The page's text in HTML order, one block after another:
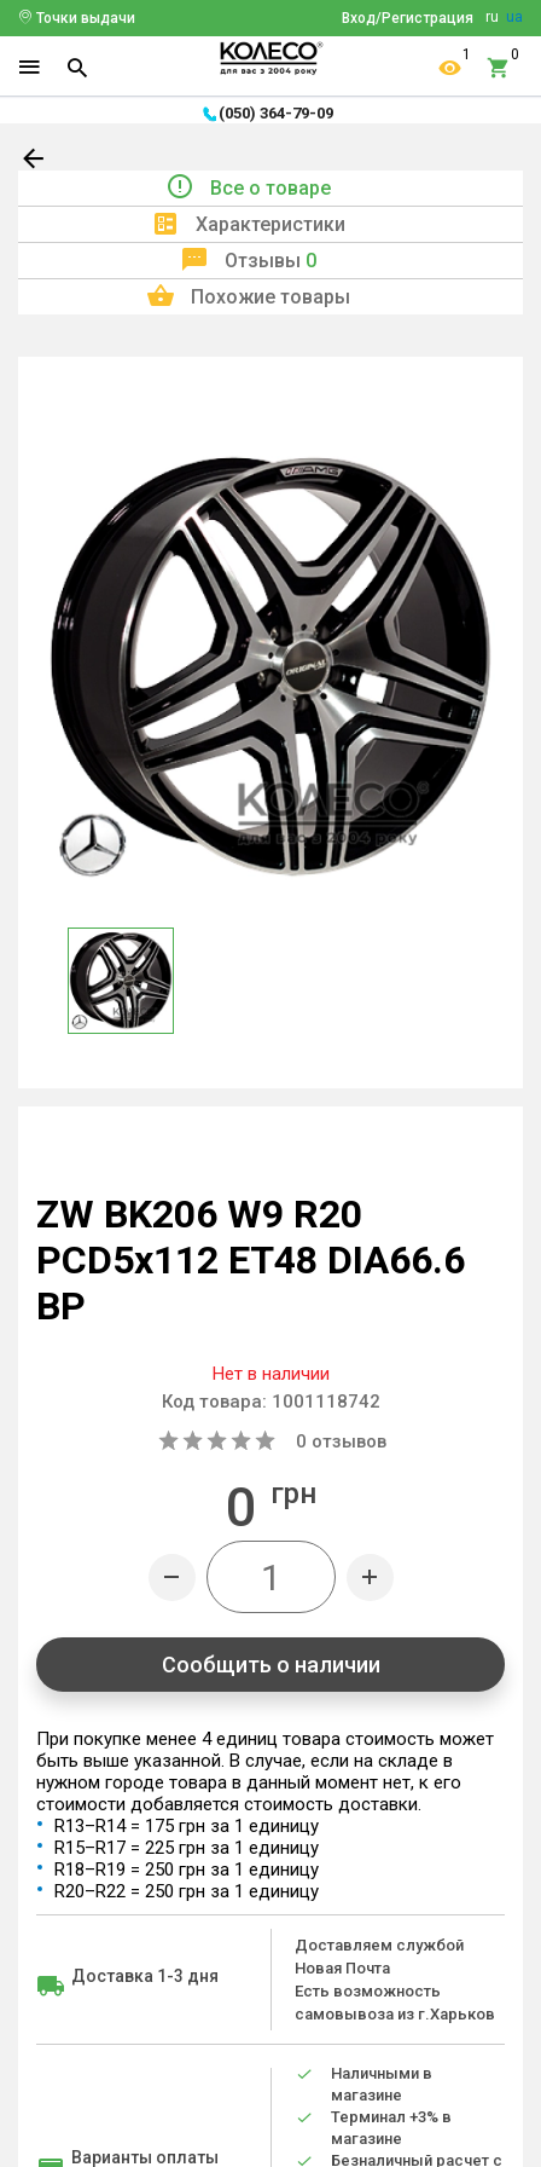
ru ua
Вход/Регистрация
Точки выдачи
1 0
(050) 364-79-09
Все о товаре
Характеристики
Отзывы 0
Похожие товары
ZW BK206 W9 R20
PCD5x112 ET48 DIA66.6
BP
Нет в наличии
Код товара: 1001118742
0 отзывов
0 грн
Сообщить о наличии
При покупке менее 4 единиц товара стоимость может
быть выше указанной. В случае, если на складе в
нужном городе товара в данный момент нет, к его
стоимости добавляется стоимость доставки.
R13–R14 = 175 грн за 1 единицу
R15–R17 = 225 грн за 1 единицу
R18–R19 = 250 грн за 1 единицу
R20–R22 = 250 грн за 1 единицу
Доставка 1-3 дня
Доставляем службой
Новая Почта
Есть возможность
самовывоза из г.Харьков
Варианты оплаты
Наличными в
магазине
Терминал +3% в
магазине
Безналичный расчет с